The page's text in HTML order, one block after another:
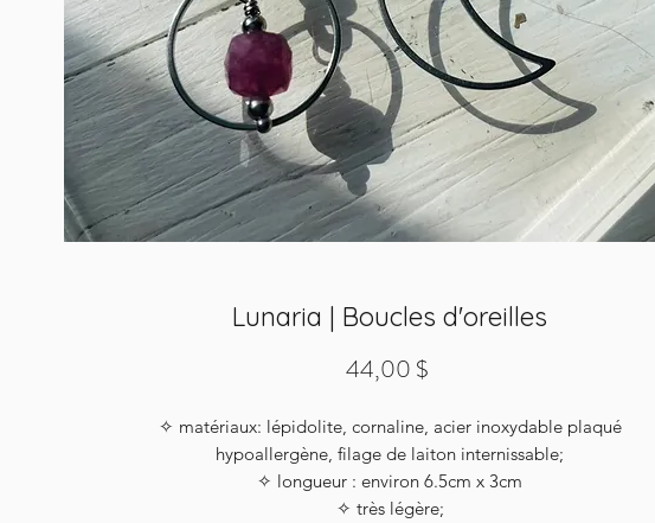
Lunaria | Boucles d'oreilles
44,00 $Prix
✧ matériaux: lépidolite, cornaline, acier inoxydable plaqué
hypoallergène, filage de laiton internissable;
✧ longueur : environ 6.5cm x 3cm
✧ très légère;